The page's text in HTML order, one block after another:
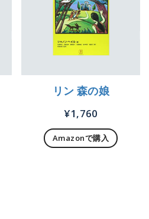
リン 森の娘
¥1,760
Amazonで購入